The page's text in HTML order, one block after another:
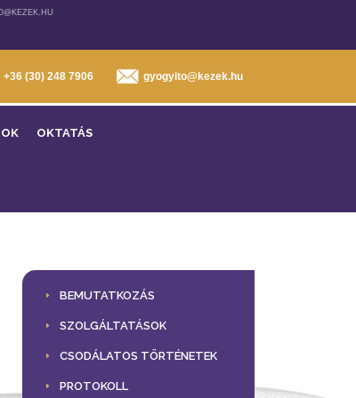
+36 (30) 248 7906 gyogyito@kezek.hu
OKTATÁS
BEMUTATKOZÁS
SZOLGÁLTATÁSOK
CSODÁLATOS TÖRTÉNETEK
PROTOKOLL